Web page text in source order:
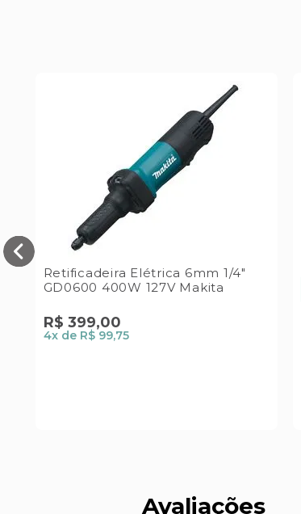
Retificadeira Elétrica 6mm 1/4"
GD0600 400W 127V Makita
R$ 399,00
4x de R$ 99,75
Avaliações